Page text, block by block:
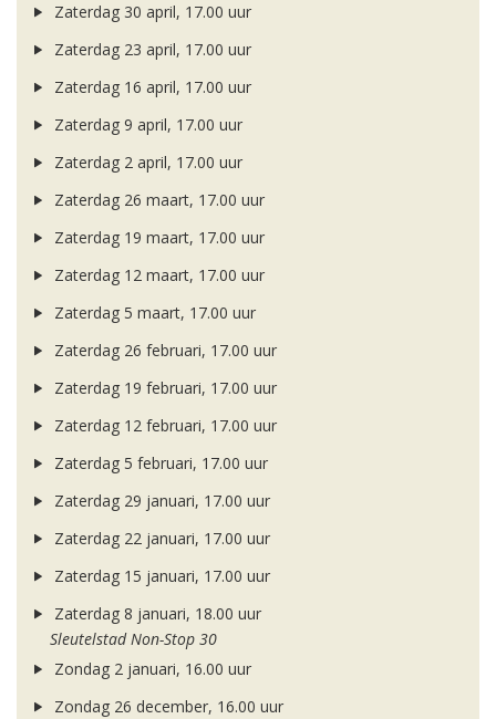
Zaterdag 30 april, 17.00 uur
Zaterdag 23 april, 17.00 uur
Zaterdag 16 april, 17.00 uur
Zaterdag 9 april, 17.00 uur
Zaterdag 2 april, 17.00 uur
Zaterdag 26 maart, 17.00 uur
Zaterdag 19 maart, 17.00 uur
Zaterdag 12 maart, 17.00 uur
Zaterdag 5 maart, 17.00 uur
Zaterdag 26 februari, 17.00 uur
Zaterdag 19 februari, 17.00 uur
Zaterdag 12 februari, 17.00 uur
Zaterdag 5 februari, 17.00 uur
Zaterdag 29 januari, 17.00 uur
Zaterdag 22 januari, 17.00 uur
Zaterdag 15 januari, 17.00 uur
Zaterdag 8 januari, 18.00 uur
Sleutelstad Non-Stop 30
Zondag 2 januari, 16.00 uur
Zondag 26 december, 16.00 uur